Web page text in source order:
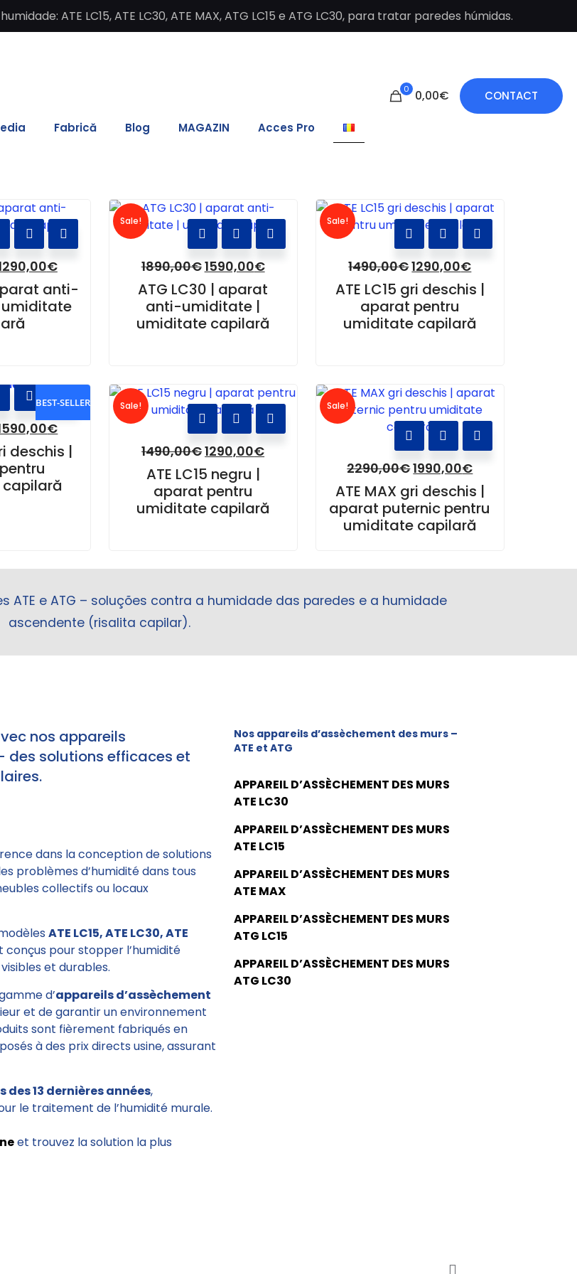
ATE LC15, ATE LC30, ATE MAX, ATG LC15 e ATG LC30, para tratar paredes húmidas.
Fabrică Blog MAGAZIN Acces Pro
0 0,00€ CONTACT
€
anti-
Sale!
1890,00€1590,00€
ATG LC30 | aparat
anti-umiditate |
umiditate capilară
Sale!
1490,00€1290,00€
ATE LC15 gri deschis |
aparat pentru
umiditate capilară
BEST-SELLER
€
deschis |
Sale!
1490,00€1290,00€
ATE LC15 negru |
aparat pentru
umiditate capilară
Sale!
2290,00€1990,00€
ATE MAX gri deschis |
aparat puternic pentru
umiditate capilară
ATE e ATG – soluções contra a humidade das paredes e a humidade
ascendente (risalita capilar).
nos appareils
des solutions efficaces et
dans la conception de solutions
problèmes d’humidité dans tous
collectifs ou locaux
ATE LC15, ATE LC30, ATE
conçus pour stopper l’humidité
et durables.
d’appareils d’assèchement
et de garantir un environnement
sont fièrement fabriqués en
à des prix directs usine, assurant
13 dernières années,
le traitement de l’humidité murale.
et trouvez la solution la plus
Nos appareils d’assèchement des murs –
ATE et ATG
APPAREIL D’ASSÈCHEMENT DES MURS
ATE LC30
APPAREIL D’ASSÈCHEMENT DES MURS
ATE LC15
APPAREIL D’ASSÈCHEMENT DES MURS
ATE MAX
APPAREIL D’ASSÈCHEMENT DES MURS
ATG LC15
APPAREIL D’ASSÈCHEMENT DES MURS
ATG LC30